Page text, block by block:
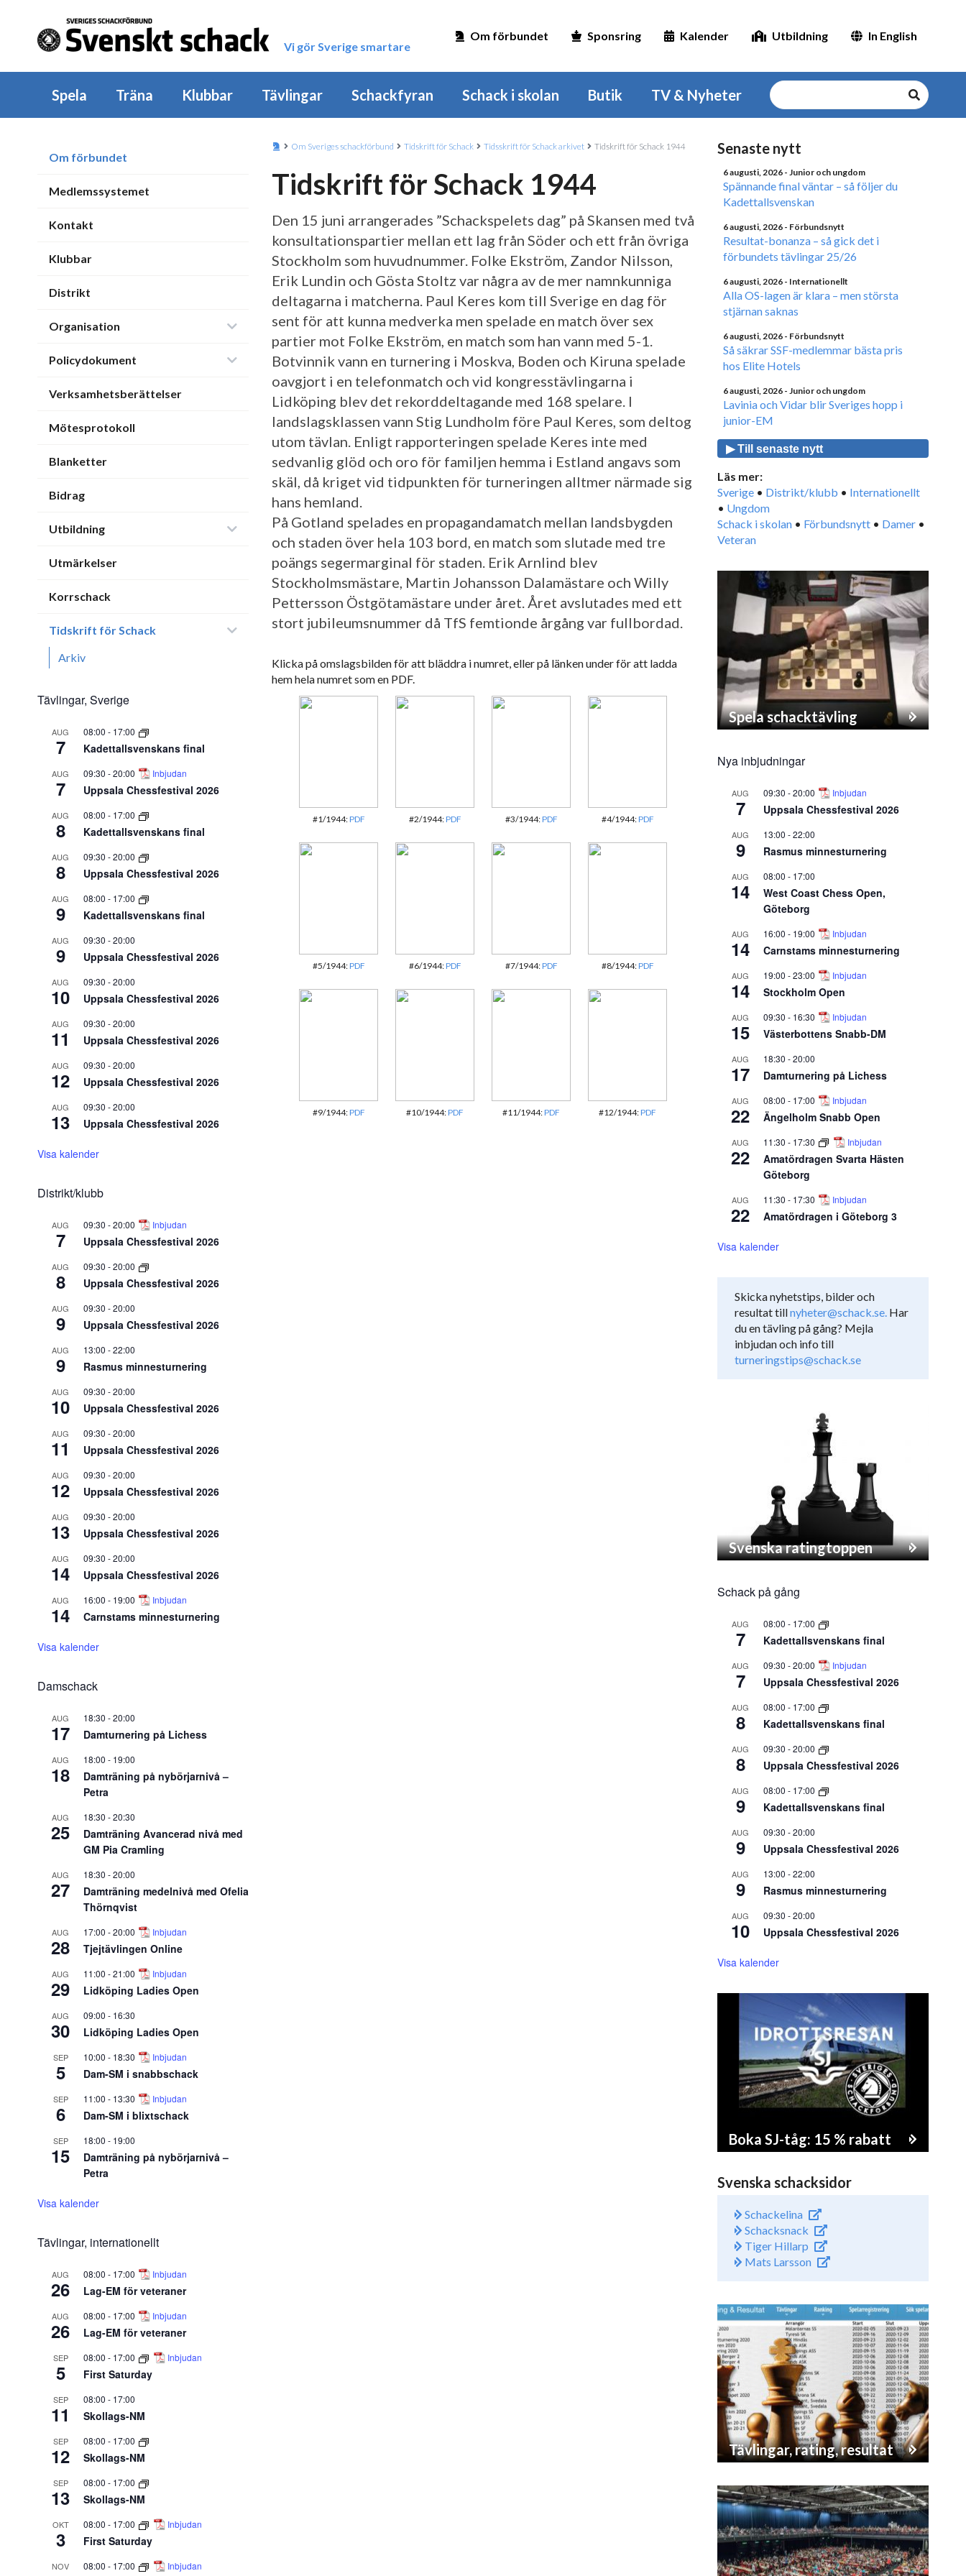
Vi gör Sverige smartare
Om förbundet Sponsring Kalender Utbildning In English
Spela Träna Klubbar Tävlingar Schackfyran Schack i skolan Butik TV & Nyheter
Om förbundet
Medlemssystemet
Kontakt
Klubbar
Distrikt
Organisation
Policydokument
Verksamhetsberättelser
Mötesprotokoll
Blanketter
Bidrag
Utbildning
Utmärkelser
Korrschack
Tidskrift för Schack
Arkiv
Tävlingar, Sverige
AUG
7
08:00 - 17:00
Kadettallsvenskans final
AUG
7
09:30 -20:00 Inbjudan
Uppsala Chessfestival 2026
AUG
8
08:00 - 17:00
Kadettallsvenskans final
AUG
8
09:30 -20:00
Uppsala Chessfestival 2026
AUG
9
08:00 - 17:00
Kadettallsvenskans final
AUG
9
09:30 -20:00
Uppsala Chessfestival 2026
AUG
10
09:30 -20:00
Uppsala Chessfestival 2026
AUG
11
09:30 -20:00
Uppsala Chessfestival 2026
AUG
12
09:30 -20:00
Uppsala Chessfestival 2026
AUG
13
09:30 -20:00
Uppsala Chessfestival 2026
Visa kalender
Distrikt/klubb
AUG
7
09:30 -20:00 Inbjudan
Uppsala Chessfestival 2026
AUG
8
09:30 -20:00
Uppsala Chessfestival 2026
AUG
9
09:30 -20:00
Uppsala Chessfestival 2026
AUG
9
13:00 -22:00
Rasmus minnesturnering
AUG
10
09:30 -20:00
Uppsala Chessfestival 2026
AUG
11
09:30 -20:00
Uppsala Chessfestival 2026
AUG
12
09:30 -20:00
Uppsala Chessfestival 2026
AUG
13
09:30 -20:00
Uppsala Chessfestival 2026
AUG
14
09:30 -20:00
Uppsala Chessfestival 2026
AUG
14
16:00 - 19:00 Inbjudan
Carnstams minnesturnering
Visa kalender
Damschack
AUG
17
18:30 -20:00
Damturnering på Lichess
AUG
18
18:00 - 19:00
Damträning på nybörjarnivå –
Petra
AUG
25
18:30 -20:30
Damträning Avancerad nivå med
GM Pia Cramling
AUG
27
18:30 -20:00
Damträning medelnivå med Ofelia
Thörnqvist
AUG
28
17:00 -20:00 Inbjudan
Tjejtävlingen Online
AUG
29
11:00 -21:00 Inbjudan
Lidköping Ladies Open
AUG
30
09:00 - 16:30
Lidköping Ladies Open
SEP
5
10:00 - 18:30 Inbjudan
Dam-SM i snabbschack
SEP
6
11:00 - 13:30 Inbjudan
Dam-SM i blixtschack
SEP
15
18:00 - 19:00
Damträning på nybörjarnivå –
Petra
Visa kalender
Tävlingar, internationellt
AUG
26
08:00 - 17:00 Inbjudan
Lag-EM för veteraner
AUG
26
08:00 - 17:00 Inbjudan
Lag-EM för veteraner
SEP
5
08:00 - 17:00 Inbjudan
First Saturday
SEP
11
08:00 - 17:00
Skollags-NM
SEP
12
08:00 - 17:00
Skollags-NM
SEP
13
08:00 - 17:00
Skollags-NM
OKT
3
08:00 - 17:00 Inbjudan
First Saturday
NOV 08:00 - 17:00 Inbjudan
Om Sveriges schackförbund Tidskrift för Schack Tidsskrift för Schack arkivet Tidskrift för Schack 1944
Tidskrift för Schack 1944
Den 15 juni arrangerades ”Schackspelets dag” på Skansen med två
konsultationspartier mellan ett lag från Söder och ett från övriga
Stockholm som huvudnummer. Folke Ekström, Zandor Nilsson,
Erik Lundin och Gösta Stoltz var några av de mer namnkunniga
deltagarna i matcherna. Paul Keres kom till Sverige en dag för
sent för att kunna medverka men spelade en match över sex
partier mot Folke Ekström, en match som han vann med 5-1.
Botvinnik vann en turnering i Moskva, Boden och Kiruna spelade
oavgjort i en telefonmatch och vid kongresstävlingarna i
Lidköping blev det rekorddeltagande med 168 spelare. I
landslagsklassen vann Stig Lundholm före Paul Keres, som deltog
utom tävlan. Enligt rapporteringen spelade Keres inte med
sedvanlig glöd och oro för familjen hemma i Estland angavs som
skäl, då kriget vid tidpunkten för turneringen alltmer närmade sig
hans hemland.
På Gotland spelades en propagandamatch mellan landsbygden
och staden över hela 103 bord, en match som slutade med tre
poängs segermarginal för staden. Erik Arnlind blev
Stockholmsmästare, Martin Johansson Dalamästare och Willy
Pettersson Östgötamästare under året. Året avslutades med ett
stort jubileumsnummer då TfS femtionde årgång var fullbordad.
Klicka på omslagsbilden för att bläddra i numret, eller på länken under för att ladda
hem hela numret som en PDF.
#1/1944:PDF #2/1944:PDF #3/1944:PDF #4/1944:PDF
#5/1944:PDF #6/1944:PDF #7/1944:PDF #8/1944:PDF
#9/1944:PDF #10/1944:PDF #11/1944:PDF #12/1944:PDF
Senaste nytt
6 augusti, 2026 - Junior och ungdom
Spännande final väntar – så följer du
Kadettallsvenskan
6 augusti, 2026 - Förbundsnytt
Resultat-bonanza – så gick det i
förbundets tävlingar 25/26
6 augusti, 2026 - Internationellt
Alla OS-lagen är klara – men största
stjärnan saknas
6 augusti, 2026 - Förbundsnytt
Så säkrar SSF-medlemmar bästa pris
hos Elite Hotels
6 augusti, 2026 - Junior och ungdom
Lavinia och Vidar blir Sveriges hopp i
junior-EM
▶ Till senaste nytt
Läs mer:
Sverige • Distrikt/klubb • Internationellt
• Ungdom
Schack i skolan • Förbundsnytt • Damer •
Veteran
Spela schacktävling
Nya inbjudningar
AUG
7
09:30 -20:00 Inbjudan
Uppsala Chessfestival 2026
AUG
9
13:00 -22:00
Rasmus minnesturnering
AUG
14
08:00 - 17:00
West Coast Chess Open,
Göteborg
AUG
14
16:00 - 19:00 Inbjudan
Carnstams minnesturnering
AUG
14
19:00 -23:00 Inbjudan
Stockholm Open
AUG
15
09:30 - 16:30 Inbjudan
Västerbottens Snabb-DM
AUG
17
18:30 -20:00
Damturnering på Lichess
AUG
22
08:00 - 17:00 Inbjudan
Ängelholm Snabb Open
AUG
22
11:30 - 17:30 Inbjudan
Amatördragen Svarta Hästen
Göteborg
AUG
22
11:30 - 17:30 Inbjudan
Amatördragen i Göteborg 3
Visa kalender
Skicka nyhetstips, bilder och
resultat tillnyheter@schack.se. Har
du en tävling på gång? Mejla
inbjudan och info till
turneringstips@schack.se
Svenska ratingtoppen
Schack på gång
AUG
7
08:00 - 17:00
Kadettallsvenskans final
AUG
7
09:30 -20:00 Inbjudan
Uppsala Chessfestival 2026
AUG
8
08:00 - 17:00
Kadettallsvenskans final
AUG
8
09:30 -20:00
Uppsala Chessfestival 2026
AUG
9
08:00 - 17:00
Kadettallsvenskans final
AUG
9
09:30 -20:00
Uppsala Chessfestival 2026
AUG
9
13:00 -22:00
Rasmus minnesturnering
AUG
10
09:30 -20:00
Uppsala Chessfestival 2026
Visa kalender
Boka SJ-tåg: 15 % rabatt
Svenska schacksidor
Schackelina
Schacksnack
Tiger Hillarp
Mats Larsson
Tävlingar, rating, resultat